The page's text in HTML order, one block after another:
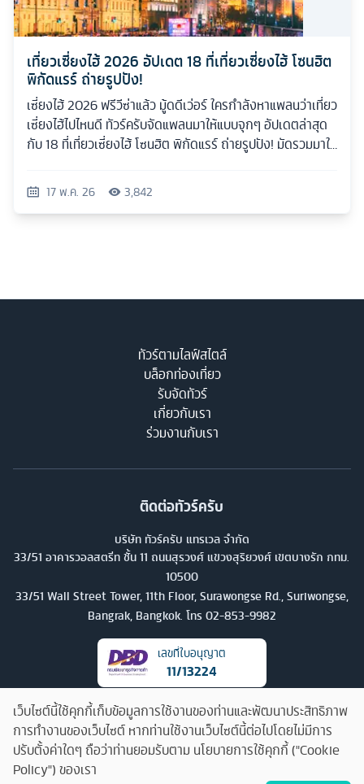
เที่ยวเซี่ยงไฮ้ 2026 อัปเดต 18 ที่เที่ยวเซี่ยงไฮ้ โซนฮิต
พิกัดแรร์ ถ่ายรูปปัง!
เซี่ยงไฮ้ 2026 ฟรีวีซ่าแล้ว มู้ดดีเว่อร์ ใครกำลังหาแพลนว่าเที่ยว
เซี่ยงไฮ้ไปไหนดี ทัวร์ครับจัดแพลนมาให้แบบจุกๆ อัปเดตล่าสุด
กับ 18 ที่เที่ยวเซี่ยงไฮ้ โซนฮิต พิกัดแรร์ ถ่ายรูปปัง! มัดรวมมาให้
17 พ.ค. 26 3,842
ทัวร์ตามไลฟ์สไตล์
บล็อกท่องเที่ยว
รับจัดทัวร์
เกี่ยวกับเรา
ร่วมงานกับเรา
ติดต่อทัวร์ครับ
บริษัท ทัวร์ครับ แทรเวล จำกัด
33/51 อาคารวอลสตรีท ชั้น 11 ถนนสุรวงศ์ แขวงสุริยวงศ์ เขตบางรัก กทม.
10500
33/51 Wall Street Tower, 11th Floor, Surawongse Rd., Suriwongse,
Bangrak, Bangkok. โทร 02-853-9982
เลขที่ใบอนุญาต
11/13224
เว็บไซต์นี้ใช้คุกกี้เก็บข้อมูลการใช้งานของท่านและพัฒนาประสิทธิภาพ
การทำงานของเว็บไซต์ หากท่านใช้งานเว็บไซต์นี้ต่อไปโดยไม่มีการ
ปรับตั้งค่าใดๆ ถือว่าท่านยอมรับตาม นโยบายการใช้คุกกี้ ("Cookie
Policy") ของเรา